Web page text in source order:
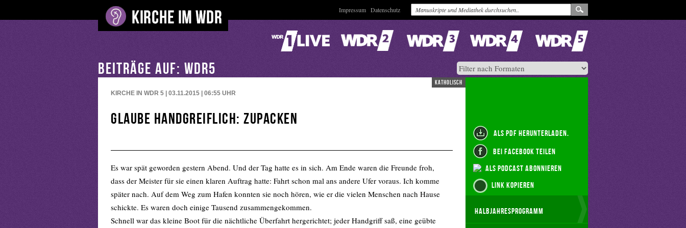
Impressum Datenschutz
BEITRÄGE AUF: WDR5
katholisch
KIRCHE IN WDR 5 | 03.11.2015 | 06:55 UHR
Glaube handgreiflich: Zupacken
Es war spät geworden gestern Abend. Und der Tag hatte es in sich. Am Ende waren die Freunde froh,
dass der Meister für sie einen klaren Auftrag hatte: Fahrt schon mal ans andere Ufer voraus. Ich komme
später nach. Auf dem Weg zum Hafen konnten sie noch hören, wie er die vielen Menschen nach Hause
schickte. Es waren doch einige Tausend zusammengekommen.
Schnell war das kleine Boot für die nächtliche Überfahrt hergerichtet; jeder Handgriff saß, eine geübte
als PDF herunterladen.
bei Facebook teilen
als Podcast abonnieren
Link kopieren
Halbjahresprogramm